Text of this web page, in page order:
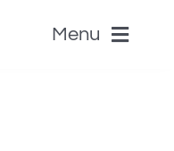
Menu